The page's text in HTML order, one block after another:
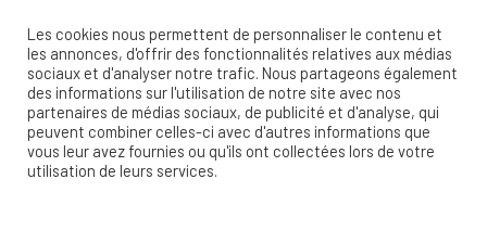
© 2020 - La Soupape Association - Création par
Les cookies nous permettent de personnaliser le contenu et
les annonces, d'offrir des fonctionnalités relatives aux médias
sociaux et d'analyser notre trafic. Nous partageons également
des informations sur l'utilisation de notre site avec nos
partenaires de médias sociaux, de publicité et d'analyse, qui
peuvent combiner celles-ci avec d'autres informations que
vous leur avez fournies ou qu'ils ont collectées lors de votre
utilisation de leurs services.